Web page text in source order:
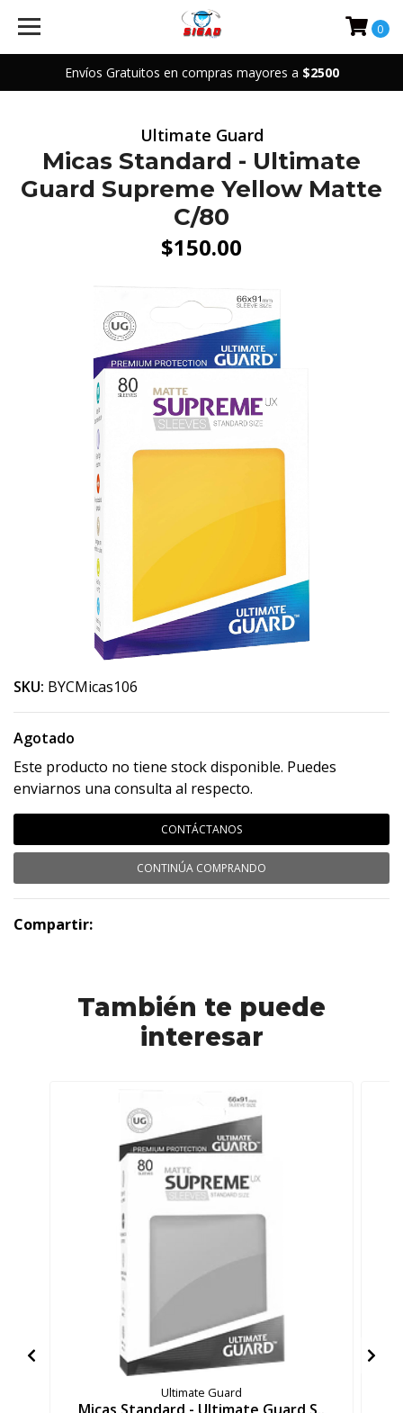
Envíos Gratuitos en compras mayores a $2500
0
Ultimate Guard
Micas Standard - Ultimate
Guard Supreme Yellow Matte
C/80
$150.00
SKU: BYCMicas106
Agotado
Este producto no tiene stock disponible. Puedes
enviarnos una consulta al respecto.
CONTÁCTANOS
CONTINÚA COMPRANDO
Compartir:
También te puede
interesar
Ultimate Guard